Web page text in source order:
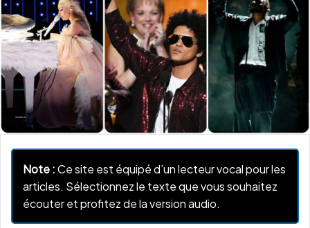
Note :Ce site est équipé d’un lecteur vocal pour les
articles. Sélectionnez le texte que vous souhaitez
écouter et profitez de la version audio.